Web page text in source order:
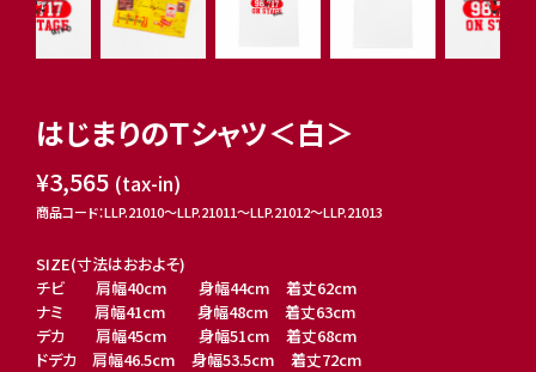
はじまりのＴシャツ＜白＞
¥3,565 (tax-in)
商品コード：LLP.21010〜LLP.21011〜LLP.21012〜LLP.21013
SIZE(寸法はおおよそ)
チビ 肩幅40cm 身幅44cm 着丈62cm
ナミ 肩幅41cm 身幅48cm 着丈63cm
デカ 肩幅45cm 身幅51cm 着丈68cm
ドデカ 肩幅46.5cm 身幅53.5cm 着丈72cm